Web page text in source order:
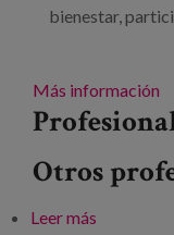
en
bienestar,
Más información
Otros
Leer más